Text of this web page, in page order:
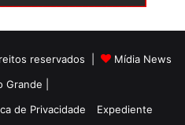
reservados |
Mídia News
Grande |
de Privacidade
Expediente